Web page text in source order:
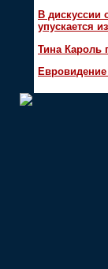
В дискуссии
упускается
Тина Кароль